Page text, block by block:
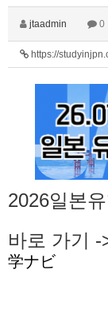
jtaadmin 0
https://
2026일본
바로 가기 -
学ナビ